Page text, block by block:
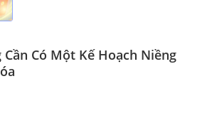
Có Một Kế Hoạch Niềng